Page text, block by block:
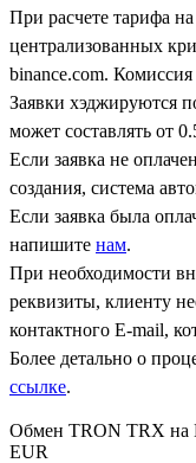
При расчете тарифа
централизованных
binance.com. Комиссия
Заявки хэджируются
может составлять от
Если заявка не
создания, система
Если заявка была
напишите нам.
При необходимости
реквизиты, клиенту
контактного Е-mail,
Более детально о
ссылке.
Обмен TRON TRX на
EUR